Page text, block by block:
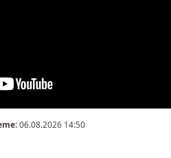
06.08.2026 14:50